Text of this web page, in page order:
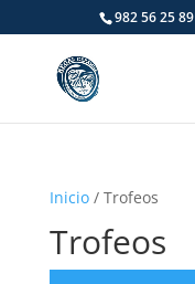
982 56 25 89
Inicio/ Trofeos
Trofeos